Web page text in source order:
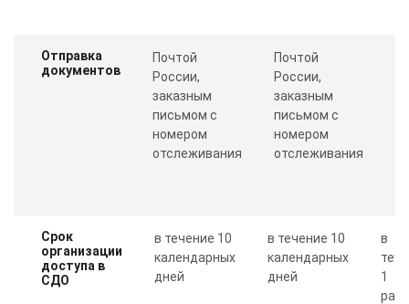
Отправка
документов
Почтой
России,
заказным
письмом с
номером
отслеживания
Почтой
России,
заказным
письмом с
номером
отслеживания
Срок
организации
доступа в
СДО
в течение 10
календарных
дней
в течение 10
календарных
дней
в
1